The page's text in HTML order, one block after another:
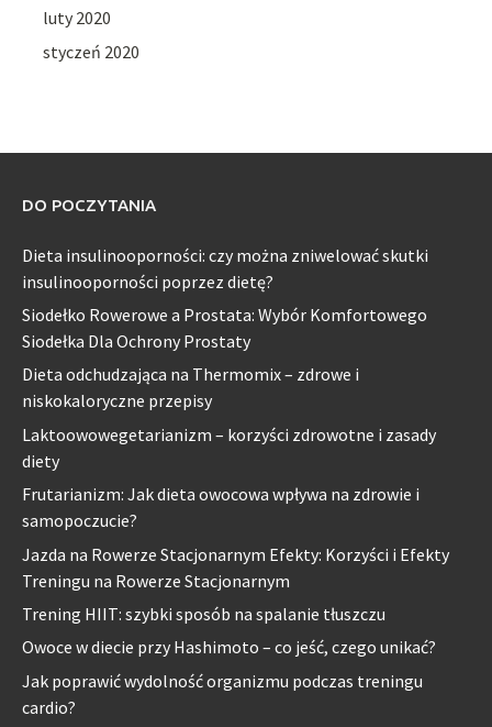
luty 2020
styczeń 2020
DO POCZYTANIA
Dieta insulinooporności: czy można zniwelować skutki
insulinooporności poprzez dietę?
Siodełko Rowerowe a Prostata: Wybór Komfortowego
Siodełka Dla Ochrony Prostaty
Dieta odchudzająca na Thermomix – zdrowe i
niskokaloryczne przepisy
Laktoowowegetarianizm – korzyści zdrowotne i zasady
diety
Frutarianizm: Jak dieta owocowa wpływa na zdrowie i
samopoczucie?
Jazda na Rowerze Stacjonarnym Efekty: Korzyści i Efekty
Treningu na Rowerze Stacjonarnym
Trening HIIT: szybki sposób na spalanie tłuszczu
Owoce w diecie przy Hashimoto – co jeść, czego unikać?
Jak poprawić wydolność organizmu podczas treningu
cardio?